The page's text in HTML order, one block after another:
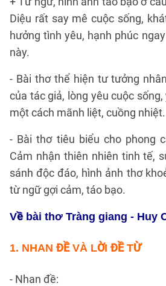
Diệu rất say mê cuộc sống,
hưởng tình yêu, hạnh phúc
này.
- Bài thơ thể hiện tư tưởng
của tác giả, lòng yêu cuộc
một cách mãnh liệt, cuồng nhiệt.
- Bài thơ tiêu biểu cho phong
Cảm nhận thiên nhiên tinh tế,
sánh độc đáo, hình ảnh thơ
từ ngữ gợi cảm, táo bạo.
Về bài thơ Tràng giang - Huy
1. NHAN ĐỀ VÀ LỜI ĐỀ TỪ
- Nhan đề: